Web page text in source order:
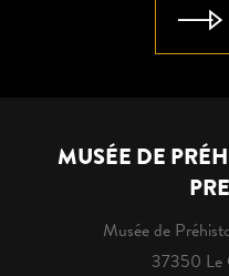
MUSÉE DE
Musée de
37350 Le